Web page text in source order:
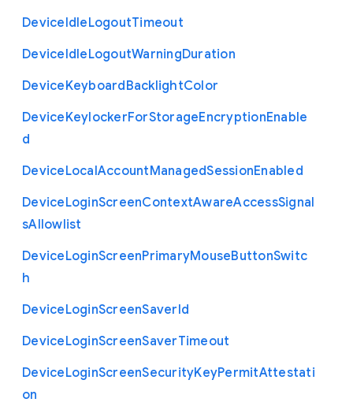
DeviceIdleLogoutTimeout
DeviceIdleLogoutWarningDuration
DeviceKeyboardBacklightColor
DeviceKeylockerForStorageEncryptionEnable
d
DeviceLocalAccountManagedSessionEnabled
DeviceLoginScreenContextAwareAccessSignal
sAllowlist
DeviceLoginScreenPrimaryMouseButtonSwitc
h
DeviceLoginScreenSaverId
DeviceLoginScreenSaverTimeout
DeviceLoginScreenSecurityKeyPermitAttestati
on